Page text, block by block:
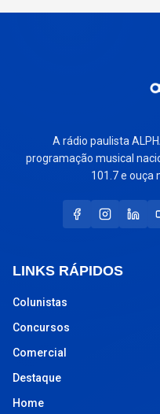
A rádio paulista
programação musical
101.7 e ouça
LINKS RÁPIDOS
Colunistas
Concursos
Comercial
Destaque
Home